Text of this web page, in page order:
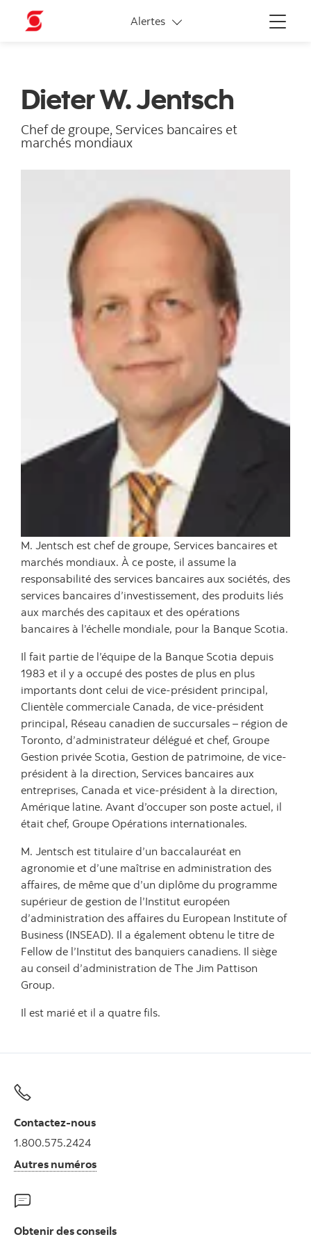
Menu
Alertes
Liens connexes
Dieter W. Jentsch
Chef de groupe, Services bancaires et
marchés mondiaux
M. Jentsch est chef de groupe, Services bancaires et
marchés mondiaux. À ce poste, il assume la
responsabilité des services bancaires aux sociétés, des
services bancaires d’investissement, des produits liés
aux marchés des capitaux et des opérations
bancaires à l’échelle mondiale, pour la Banque Scotia.
Il fait partie de l’équipe de la Banque Scotia depuis
1983 et il y a occupé des postes de plus en plus
importants dont celui de vice-président principal,
Clientèle commerciale Canada, de vice-président
principal, Réseau canadien de succursales – région de
Toronto, d’administrateur délégué et chef, Groupe
Gestion privée Scotia, Gestion de patrimoine, de vice-
président à la direction, Services bancaires aux
entreprises, Canada et vice-président à la direction,
Amérique latine. Avant d’occuper son poste actuel, il
était chef, Groupe Opérations internationales.
M. Jentsch est titulaire d’un baccalauréat en
agronomie et d’une maîtrise en administration des
affaires, de même que d’un diplôme du programme
supérieur de gestion de l’Institut européen
d’administration des affaires du European Institute of
Business (INSEAD). Il a également obtenu le titre de
Fellow de l’Institut des banquiers canadiens. Il siège
au conseil d’administration de The Jim Pattison
Group.
Il est marié et il a quatre fils.
Contactez-nous
1.800.575.2424
Autres numéros
Obtenir des conseils